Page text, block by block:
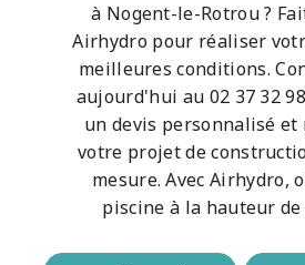
à Nogent-le-Rotrou ?
Airhydro pour réaliser
meilleures conditions.
aujourd'hui au 02 37 32
un devis personnalisé
votre projet de
mesure. Avec Airhydro,
piscine à la hauteur